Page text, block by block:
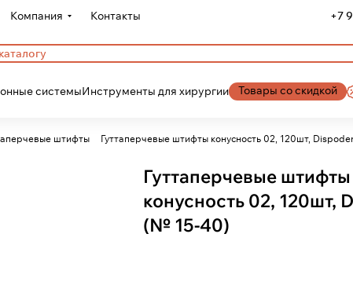
Компания Контакты +7
системыИнструменты для хирургии Товары со скидкой
штифты Гуттаперчевые штифты конусность 02, 120шт,
Гуттаперчевые штифты
конусность 02, 120шт,
(№ 15-40)